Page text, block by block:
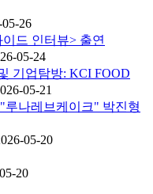
05-26
05-24
05-21
05-20
20